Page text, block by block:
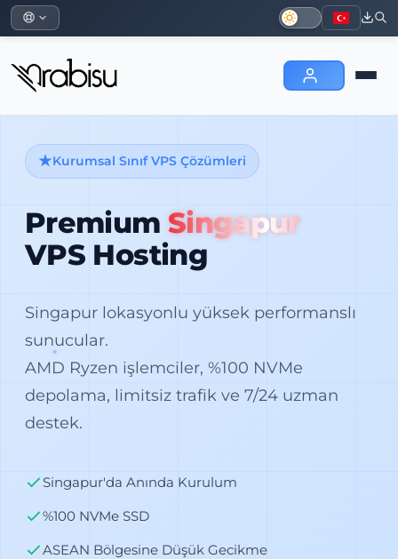
Kurumsal Sınıf VPS Çözümleri
Premium Singapur
VPS Hosting
Singapur lokasyonlu yüksek performanslı
sunucular.
AMD Ryzen işlemciler, %100 NVMe
depolama, limitsiz trafik ve 7/24 uzman
destek.
Singapur'da Anında Kurulum
%100 NVMe SSD
ASEAN Bölgesine Düşük Gecikme